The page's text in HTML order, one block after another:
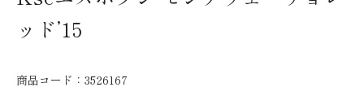
ッド’15
商品コード： 3526167